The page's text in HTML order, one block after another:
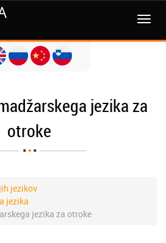
MENI
jezika za
otroke
jezikov
jezika
jezika za otroke